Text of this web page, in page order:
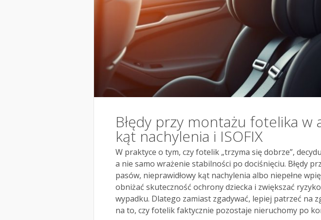
Błędy przy montażu fotelika w
kąt nachylenia i ISOFIX
W praktyce o tym, czy fotelik „trzyma się dobrze”,
a nie samo wrażenie stabilności po dociśnięciu. Błędy
pasów, nieprawidłowy kąt nachylenia albo niepełne
obniżać skuteczność ochrony dziecka i zwiększać
wypadku. Dlatego zamiast zgadywać, lepiej patrzeć na
na to, czy fotelik faktycznie pozostaje nieruchomy po